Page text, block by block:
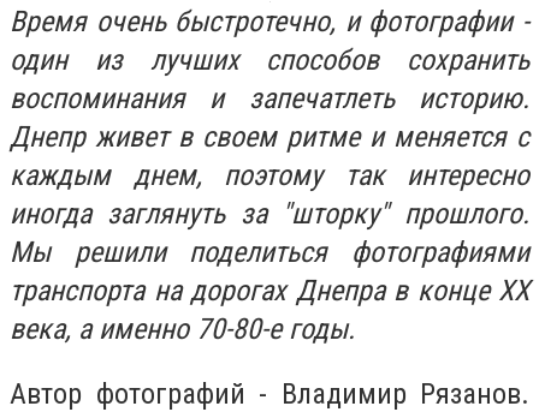
Время очень быстротечно, и фотографии -
один из лучших способов сохранить
воспоминания и запечатлеть историю.
Днепр живет в своем ритме и меняется с
каждым днем, поэтому так интересно
иногда заглянуть за "шторку" прошлого.
Мы решили поделиться фотографиями
транспорта на дорогах Днепра в конце ХХ
века, а именно 70-80-е годы.
Автор фотографий - Владимир Рязанов.